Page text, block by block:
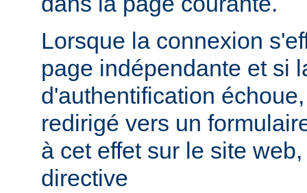
Lorsque la connexion
page indépendante et si
d'authentification
redirigé vers un
à cet effet sur le site
directive